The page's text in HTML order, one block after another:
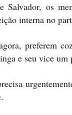
os
interna no
preferem
e seu vice um